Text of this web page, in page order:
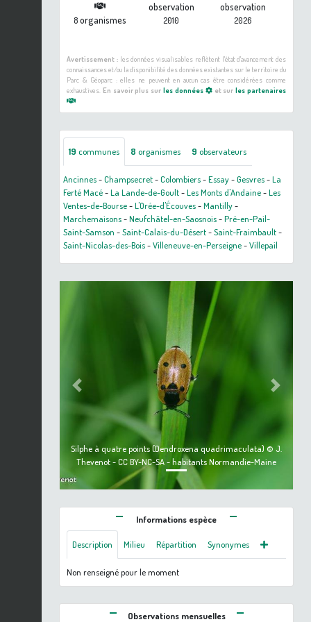
8organismes
observation
2010
observation
2026
Avertissement :les données visualisables reflètent l'état d'avancement des
connaissances et/ou la disponibilité des données existantes sur le territoire du
Parc & Géoparc : elles ne peuvent en aucun cas être considérées comme
exhaustives. En savoir plus sur les données et surles partenaires
19 communes 8 organismes 9 observateurs
Ancinnes-Champsecret-Colombiers-Essay-Gesvres-La
Ferté Macé-La Lande-de-Goult-Les Monts d'Andaine-Les
Ventes-de-Bourse-L'Orée-d'Écouves-Mantilly-
Marchemaisons-Neufchâtel-en-Saosnois-Pré-en-Pail-
Saint-Samson -Saint-Calais-du-Désert-Saint-Fraimbault-
Saint-Nicolas-des-Bois-Villeneuve-en-Perseigne-Villepail
Silphe à quatre points (Dendroxena quadrimaculata) © J.
Thevenot - CC BY-NC-SA - habitants Normandie-Maine
Previous Next
Informations espèce
Description Milieu Répartition Synonymes
Non renseigné pour le moment
Observations mensuelles